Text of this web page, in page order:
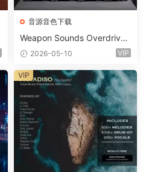
音源音色下载
Weapon Sounds Overdrive
x Echo Chamber Production
m 2 Presets-FANTASTiC
2026-05-10 VIP
VIP